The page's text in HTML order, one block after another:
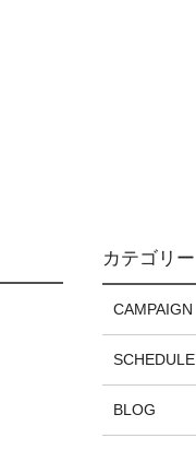
カテゴリー
CAMPAIGN
SCHEDULE
BLOG